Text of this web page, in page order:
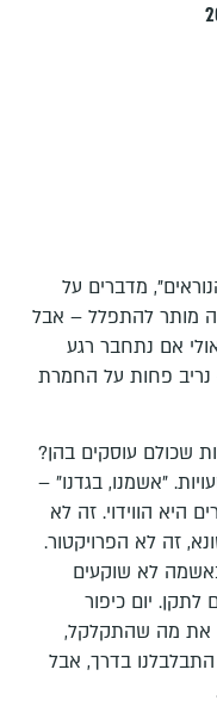
מדברים על
מותר להתפלל – אבל
אם נתחבר רגע
נריב פחות על החמרת
שכולם עוסקים בהן?
"אשמנו, בגדנו" –
היא הווידוי. זה לא
זה לא הפרויקטור.
לא שוקעים
יום כיפור
את מה שהתקלקל,
התבלבלנו בדרך, אבל